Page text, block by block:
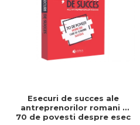
Esecuri de succes ale
antreprenorilor romani -
70 de povesti despre esec